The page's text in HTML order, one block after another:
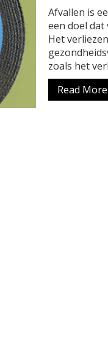
Afvallen is
een doel dat
Het
zoals het
Read More